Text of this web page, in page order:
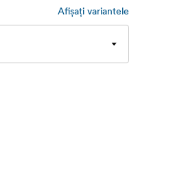
Afișați variantele